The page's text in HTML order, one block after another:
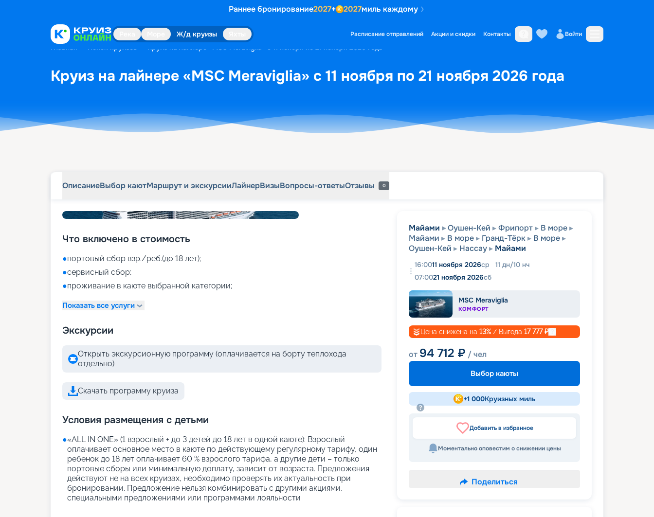
Раннее бронирование2027+ 2027миль каждому
Ж/д круизы Расписание отправлений Акции и скидки Контакты Войти
Главная Поиск круизов Круиз на лайнере «MSC Meraviglia» с 11 ноября по 21 ноября 2026 года
Круиз на лайнере «MSC Meraviglia» с 11 ноября по 21 ноября 2026 года
ОписаниеВыбор каютМаршрут и экскурсииЛайнерВизыВопросы-ответыОтзывы 0
Что включено в стоимость
●портовый сбор взр./реб.(до 18 лет);
●сервисный сбор;
●проживание в каюте выбранной категории;
Показать все услуги
Экскурсии
Открыть экскурсионную программу (оплачивается на борту теплохода
отдельно)
Скачать программу круиза
Условия размещения с детьми
●«АLL IN ONE» (1 взрослый + до 3 детей до 18 лет в одной каюте): Взрослый
оплачивает основное место в каюте по действующему регулярному тарифу, один
ребенок до 18 лет оплачивает 60 % взрослого тарифа, а другие дети – только
портовые сборы или минимальную доплату, зависит от возраста. Предложения
действуют не на всех круизах, необходимо проверять их актуальность при
бронировании. Предложение нельзя комбинировать с другими акциями,
специальными предложениями или программами лояльности
Майами Оушен-Кей Фрипорт
В море
Майами
В море Гранд-Тёрк
В море
Оушен-Кей
Нассау Майами
16:0011 ноября 2026ср 11 дн/10 нч
07:0021 ноября 2026сб
MSC Meraviglia
КОМФОРТ
Цена снижена на 13% / Выгода 17 777₽
от 94 712 ₽ / чел
Выбор каюты
+1 000Круизных миль
Добавить в избранное
Моментально оповестим о снижении цены
Поделиться